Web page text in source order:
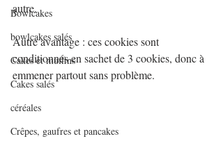
Bowlcakes
bowlcakes salés
Cakes et muffins
Cakes salés
céréales
Crêpes, gaufres et pancakes
autre.
Autre avantage : ces cookies sont
conditionnés en sachet de 3 cookies, donc à
emmener partout sans problème.